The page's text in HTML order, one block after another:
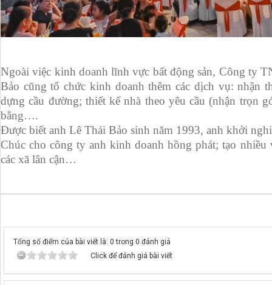
Ngoài việc kinh doanh lĩnh vực bất động sản, Công ty
Bảo cũng tổ chức kinh doanh thêm các dịch vụ: nhận
dựng cầu đường; thiết kế nhà theo yêu cầu (nhận trọn
bằng….
Được biết anh Lê Thái Bảo sinh năm 1993, anh khởi
Chúc cho công ty anh kinh doanh hồng phát; tạo
các xã lân cận…
Tổng số điểm của bài viết là: 0 trong 0 đánh giá
Click để đánh giá bài viết